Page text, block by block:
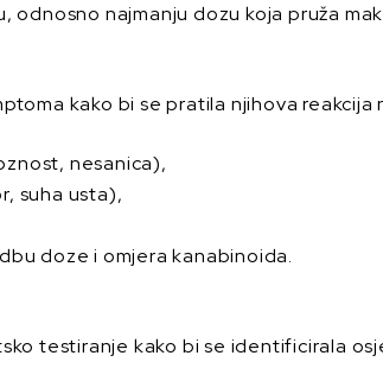
odnosno najmanju dozu koja pruža
kako bi se pratila njihova reakcija
nesanica),
suha usta),
doze i omjera kanabinoida.
testiranje kako bi se identificirala